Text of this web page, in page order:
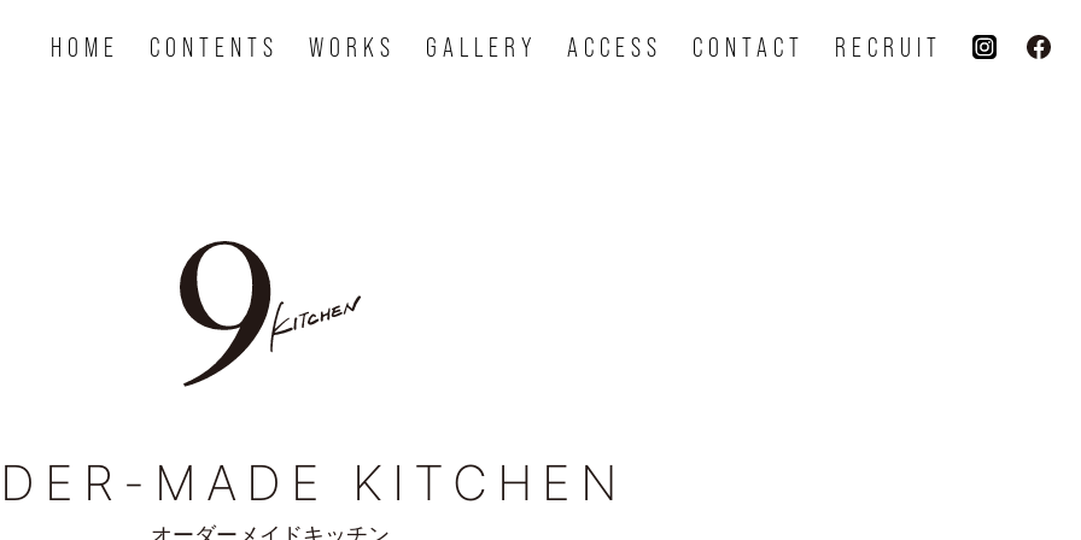
HOME CONTENTS WORKS GALLERY ACCESS CONTACT RECRUIT
MADE KITCHEN
オーダーメイドキッチン